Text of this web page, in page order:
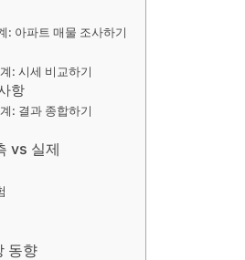
: 아파트 매물 조사하기
: 시세 비교하기
항
: 결과 종합하기
vs 실제
동향